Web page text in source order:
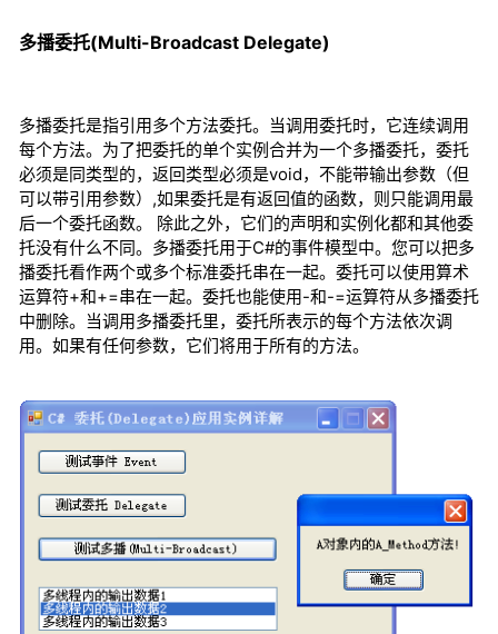
多播委托(Multi-Broadcast Delegate)
多播委托是指引用多个方法委托。当调用委托时，它连续调用
每个方法。为了把委托的单个实例合并为一个多播委托，委托
必须是同类型的，返回类型必须是void，不能带输出参数（但
可以带引用参数）,如果委托是有返回值的函数，则只能调用最
后一个委托函数。 除此之外，它们的声明和实例化都和其他委
托没有什么不同。多播委托用于C#的事件模型中。您可以把多
播委托看作两个或多个标准委托串在一起。委托可以使用算术
运算符+和+=串在一起。委托也能使用-和-=运算符从多播委托
中删除。当调用多播委托里，委托所表示的每个方法依次调
用。如果有任何参数，它们将用于所有的方法。